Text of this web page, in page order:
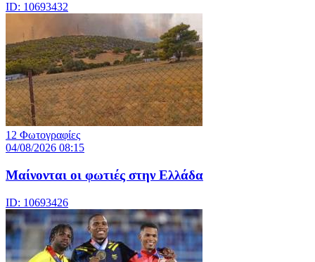
ID: 10693432
12 Φωτογραφίες
04/08/2026 08:15
Μαίνονται οι φωτιές στην Ελλάδα
ID: 10693426